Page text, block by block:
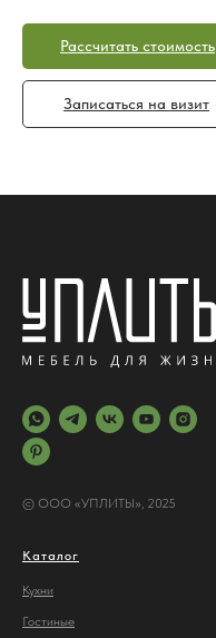
Рассчитать стоимость
Записаться на визит
© ООО «УПЛИТЫ», 2025
Каталог
Кухни
Гостиные